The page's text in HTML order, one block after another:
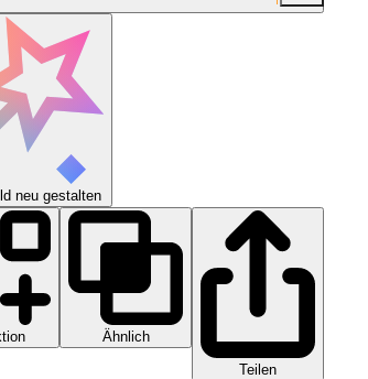
neu gestalten
Ähnlich
Teilen